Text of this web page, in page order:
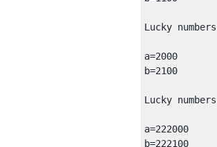
Lucky numbers
a=2000
b=2100
Lucky numbers
a=222000
b=222100